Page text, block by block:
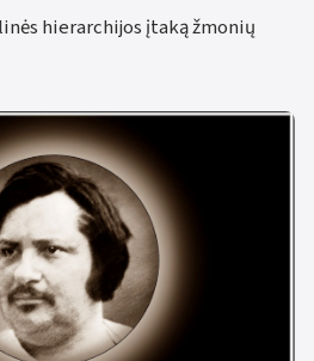
hierarchijos įtaką žmonių